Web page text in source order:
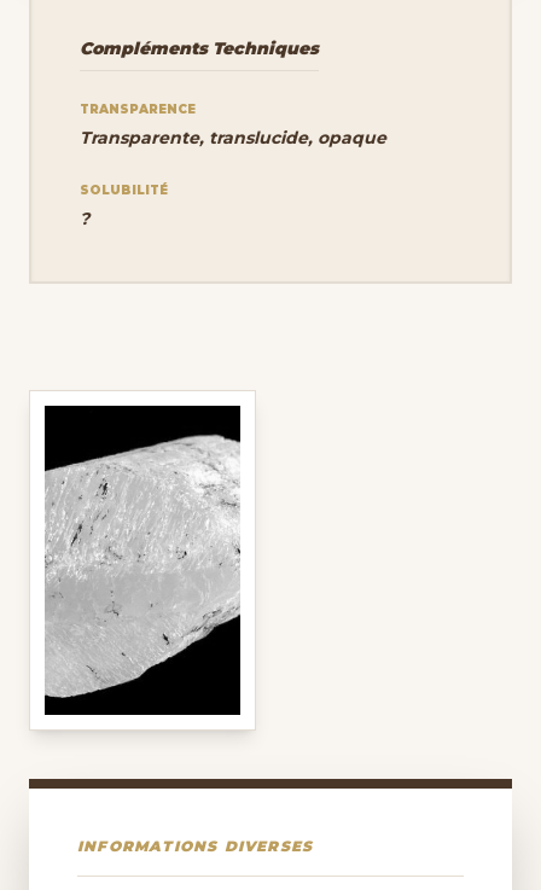
Compléments Techniques
TRANSPARENCE
Transparente, translucide, opaque
SOLUBILITÉ
?
INFORMATIONS DIVERSES